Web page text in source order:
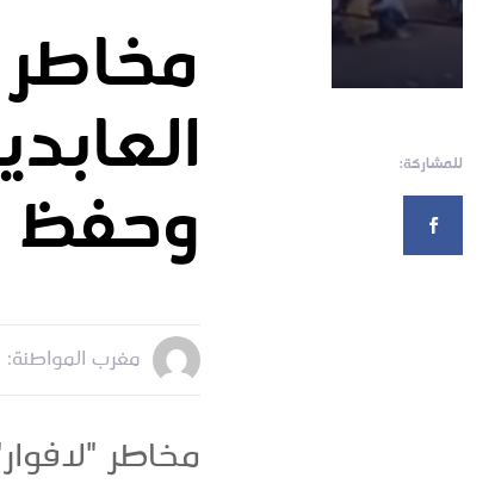
للمشاركة: وحفظ
مغرب المواطنة:
مخاطر